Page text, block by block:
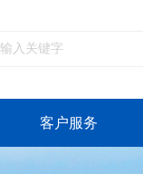
客户服务